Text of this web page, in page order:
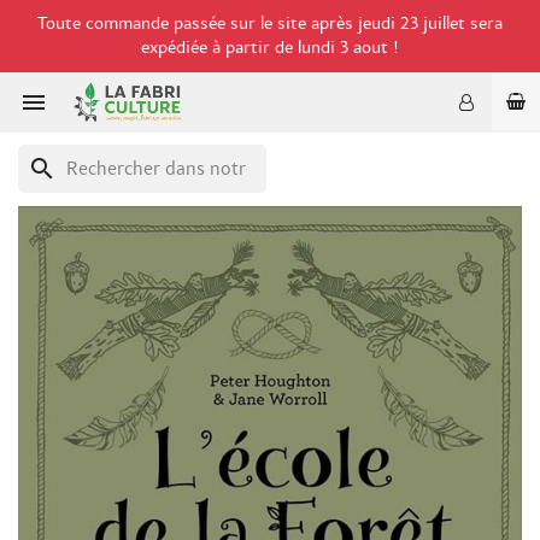
Toute commande passée sur le site après jeudi 23 juillet sera
expédiée à partir de lundi 3 aout !

search